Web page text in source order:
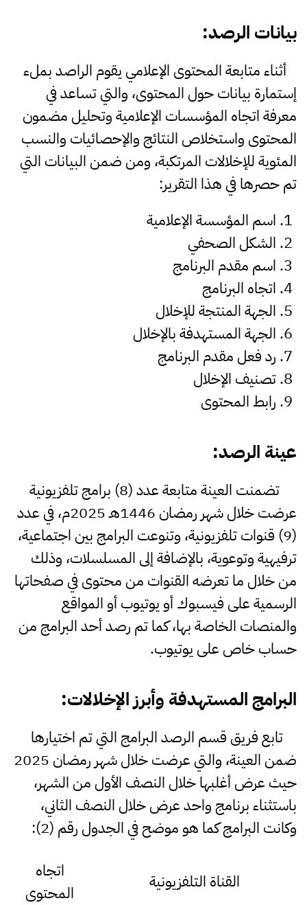
بيانات الرصد:
أثناء متابعة المحتوى الإعلامي يقوم الراصد بملء
إستمارة بيانات حول المحتوى، والتي تساعد في
معرفة اتجاه المؤسسات الإعلامية وتحليل مضمون
المحتوى واستخلاص النتائج والإحصائيات والنسب
المئوية للإخلالات المرتكبة، ومن ضمن البيانات التي
تم حصرها في هذا التقرير:
اسم المؤسسة الإعلامية
الشكل الصحفي
اسم مقدم البرنامج
اتجاه البرنامج
الجهة المنتجة للإخلال
الجهة المستهدفة بالإخلال
رد فعل مقدم البرنامج
تصنيف الإخلال
رابط المحتوى
عينة الرصد:
تضمنت العينة متابعة عدد (8) برامج تلفزيونية
عرضت خلال شهر رمضان 1446هـ 2025م، في عدد
(9) قنوات تلفزيونية، وتنوعت البرامج بين اجتماعية،
ترفيهية وتوعوية، بالإضافة إلى المسلسلات، وذلك
من خلال ما تعرضه القنوات من محتوى في صفحاتها
الرسمية على فيسبوك أو يوتيوب أو المواقع
والمنصات الخاصة بها، كما تم رصد أحد البرامج من
حساب خاص على يوتيوب.
البرامجالمستهدفة وأبرز الإخلالات:
تابع فريق قسم الرصد البرامج التي تم اختيارها
ضمن العينة، والتي عرضت خلال شهر رمضان 2025
حيث عرض أغلبها خلال النصف الأول من الشهر،
باستثناء برنامج واحد عرض خلال النصف الثاني،
وكانت البرامج كما هو موضح في الجدول رقم (2):
القناة التلفزيونية
اتجاه
المحتوى